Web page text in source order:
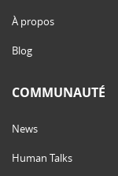
À propos
Blog
COMMUNAUTÉ
News
Human Talks